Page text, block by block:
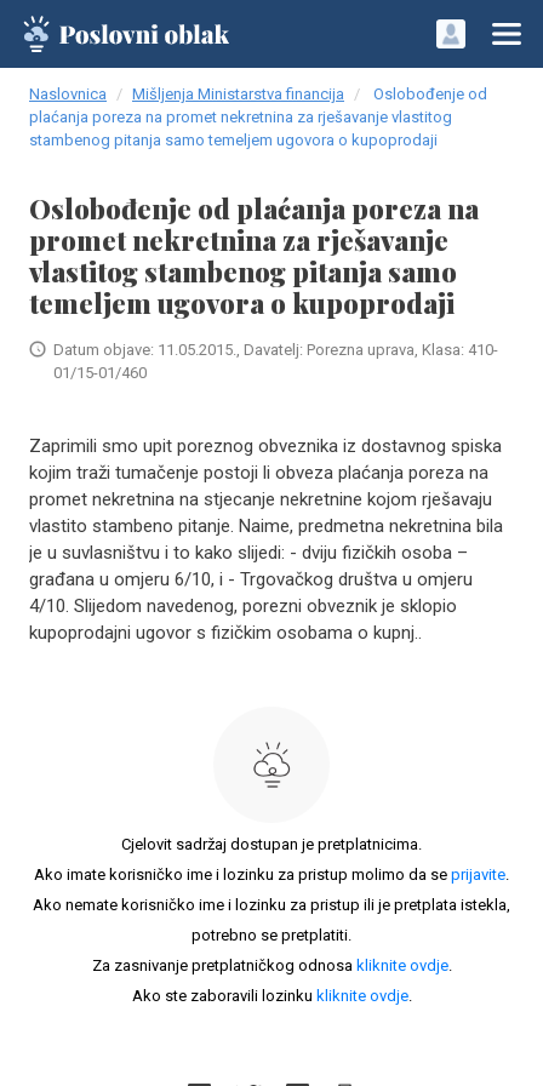
Naslovnica Mišljenja Ministarstva financija
Oslobođenje od
plaćanja poreza na promet nekretnina za rješavanje vlastitog
stambenog pitanja samo temeljem ugovora o kupoprodaji
Oslobođenje od plaćanja poreza na
promet nekretnina za rješavanje
vlastitog stambenog pitanja samo
temeljem ugovora o kupoprodaji
Datum objave: 11.05.2015., Davatelj: Porezna uprava, Klasa: 410-
01/15-01/460
Zaprimili smo upit poreznog obveznika iz dostavnog spiska
kojim traži tumačenje postoji li obveza plaćanja poreza na
promet nekretnina na stjecanje nekretnine kojom rješavaju
vlastito stambeno pitanje. Naime, predmetna nekretnina bila
je u suvlasništvu i to kako slijedi: - dviju fizičkih osoba –
građana u omjeru 6/10, i - Trgovačkog društva u omjeru
4/10. Slijedom navedenog, porezni obveznik je sklopio
kupoprodajni ugovor s fizičkim osobama o kupnj..
Cjelovit sadržaj dostupan je pretplatnicima.
Ako imate korisničko ime i lozinku za pristup molimo da se prijavite.
Ako nemate korisničko ime i lozinku za pristup ili je pretplata istekla,
potrebno se pretplatiti.
Za zasnivanje pretplatničkog odnosa kliknite ovdje.
Ako ste zaboravili lozinku kliknite ovdje.